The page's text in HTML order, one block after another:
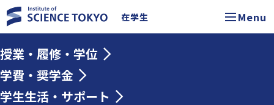
在学生 Menu
授業・履修・学位
学費・奨学金
学生生活・サポート